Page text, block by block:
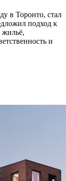
в Торонто, стал
подход к
жильё,
и